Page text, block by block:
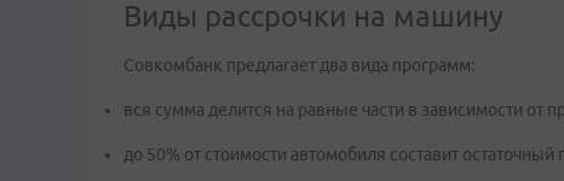
Виды рассрочки на машину
Совкомбанк предлагает два вида программ:
вся сумма делится на равные части в зависимости от
до 50% от стоимости автомобиля составит